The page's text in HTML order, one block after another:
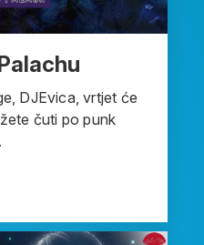
DJEvica, vrtjet će
čuti po punk